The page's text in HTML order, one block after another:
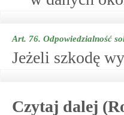
Art. 76. Odpowiedzialność
Jeżeli szkodę
Czytaj dalej